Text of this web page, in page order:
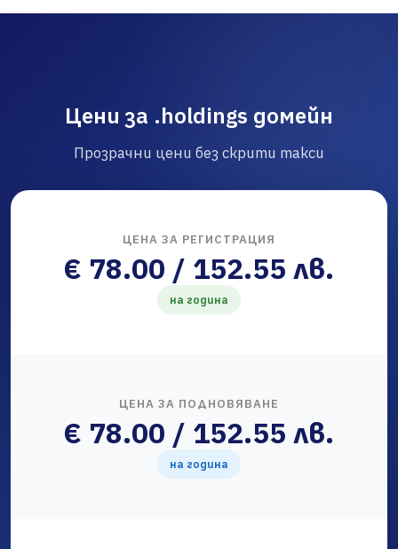
Цени за .holdings домейн
Прозрачни цени без скрити такси
ЦЕНА ЗА РЕГИСТРАЦИЯ
€ 78.00 / 152.55 лв.
на година
ЦЕНА ЗА ПОДНОВЯВАНЕ
€ 78.00 / 152.55 лв.
на година